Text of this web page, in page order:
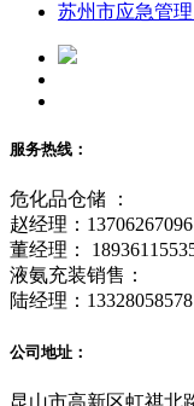
苏州市应急管
服务热线：
危化品仓储 ：
赵经理：13706267096
董经理：
液氨充装销售：
陆经理：
公司地址：
昆山市高新区虹祺北